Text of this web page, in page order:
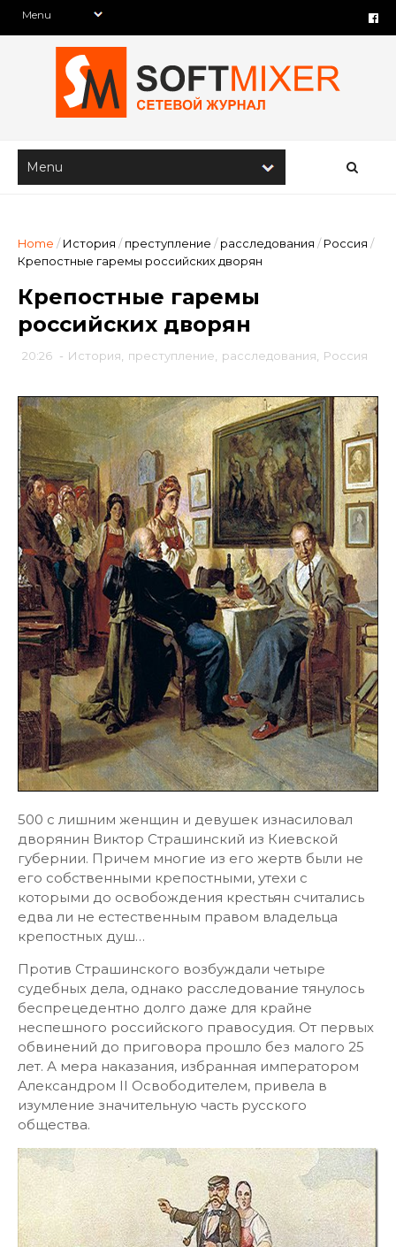
Home / История / преступление / расследования / Россия /
Крепостные гаремы российских дворян
Крепостные гаремы
российских дворян
20:26 - История преступление расследования Россия
500 с лишним женщин и девушек изнасиловал
дворянин Виктор Страшинский из Киевской
губернии. Причем многие из его жертв были не
его собственными крепостными, утехи с
которыми до освобождения крестьян считались
едва ли не естественным правом владельца
крепостных душ…
Против Страшинского возбуждали четыре
судебных дела, однако расследование тянулось
беспрецедентно долго даже для крайне
неспешного российского правосудия. От первых
обвинений до приговора прошло без малого 25
лет. А мера наказания, избранная императором
Александром II Освободителем, привела в
изумление значительную часть русского
общества.